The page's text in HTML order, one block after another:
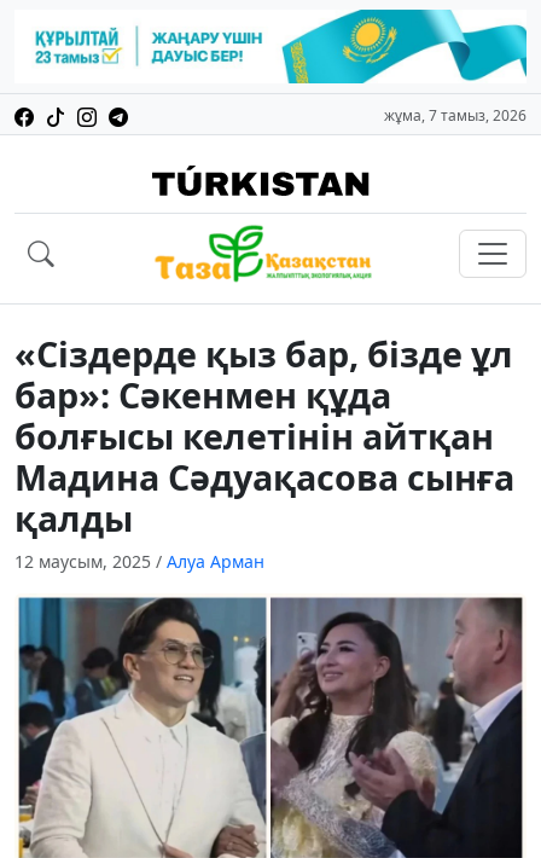
жұма, 7 тамыз, 2026
«Сіздерде қыз бар, бізде ұл
бар»: Сәкенмен құда
болғысы келетінін айтқан
Мадина Сәдуақасова сынға
қалды
12 маусым, 2025 / Алуа Арман